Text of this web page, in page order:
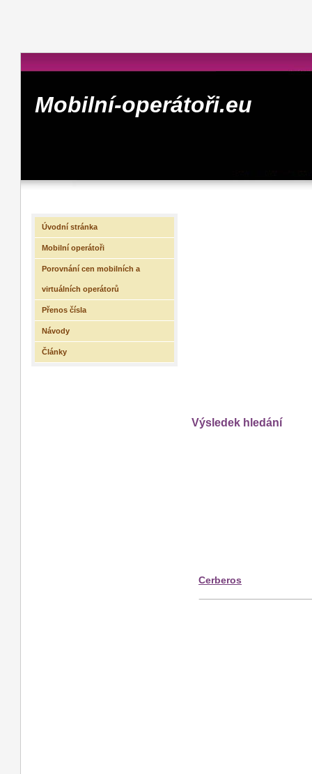
Mobilní-operátoři.eu
Výsledek hledání
Cerberos
Úvodní stránka
Mobilní operátoři
Porovnání cen mobilních a
virtuálních operátorů
Přenos čísla
Návody
Články